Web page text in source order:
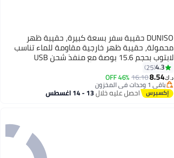
DUNISO حقيبة سفر بسعة كبيرة، حقيبة ظهر
محمولة، حقيبة ظهر خارجية مقاومة للماء تناسب
لابتوب بحجم 15.6 بوصة مع منفذ شحن USB
4.3
25
د.ك‏8.54
16.10
46% OFF
باقي 1 وحدات في المخزون
باقي 1 وحدات في المخزون احصل عليه خلال13 - 14 اغسطس